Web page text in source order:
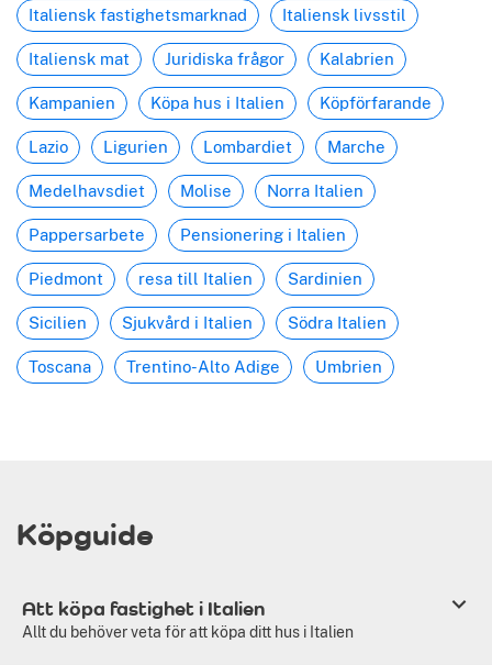
Italiensk fastighetsmarknad Italiensk livsstil
Italiensk mat Juridiska frågor Kalabrien
Kampanien Köpa hus i Italien Köpförfarande
Lazio Ligurien Lombardiet Marche
Medelhavsdiet Molise Norra Italien
Pappersarbete Pensionering i Italien
Piedmont resa till Italien Sardinien
Sicilien Sjukvård i Italien Södra Italien
Toscana Trentino-Alto Adige Umbrien
Köpguide
Att köpa fastighet i Italien
Allt du behöver veta för att köpa ditt hus i Italien